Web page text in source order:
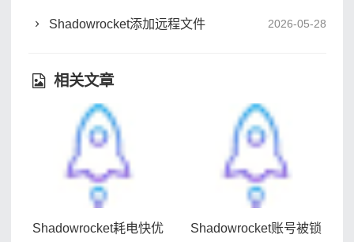
Shadowrocket添加远程文件 2026-05-28
相关文章
Shadowrocket耗电快优
Shadowrocket账号被锁